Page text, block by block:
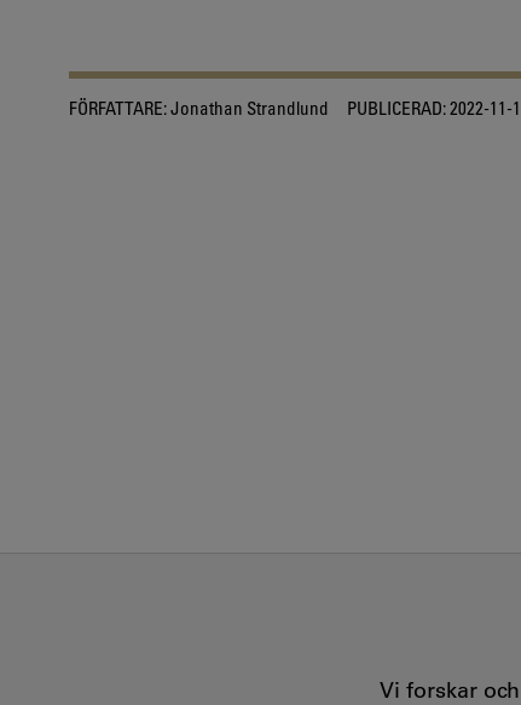
FÖRFATTARE:Jonathan Strandlund PUBLICERAD:2022-11-
Vi forskar